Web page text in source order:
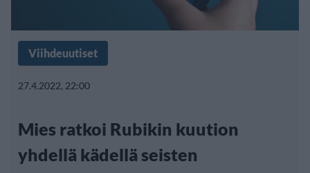
Viihdeuutiset
27.4.2022, 22:00
Mies ratkoi Rubikin kuution
yhdellä kädellä seisten